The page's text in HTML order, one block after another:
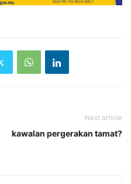
Next article
kawalan pergerakan tamat?